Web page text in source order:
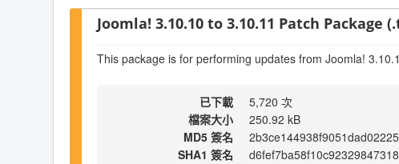
Joomla! 3.10.10 to 3.10.11 Patch Package
This package is for performing updates from Joomla!
已下載
5,720 次
檔案大小
250.92 kB
MD5 簽名
SHA1 簽名